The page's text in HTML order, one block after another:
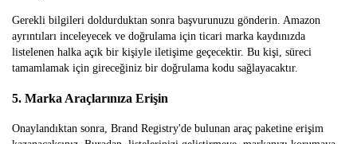
Gerekli bilgileri doldurduktan sonra başvurunuzu gönderin. Amazon
ayrıntıları inceleyecek ve doğrulama için ticari marka kaydınızda
listelenen halka açık bir kişiyle iletişime geçecektir. Bu kişi, süreci
tamamlamak için gireceğiniz bir doğrulama kodu sağlayacaktır.
5. Marka Araçlarınıza Erişin
Onaylandıktan sonra, Brand Registry'de bulunan araç paketine erişim